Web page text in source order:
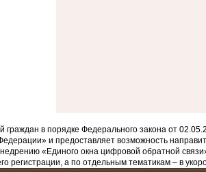
в порядке Федерального закона от
и предоставляет возможность
«Единого окна цифровой обратной
регистрации, а по отдельным тематикам – в